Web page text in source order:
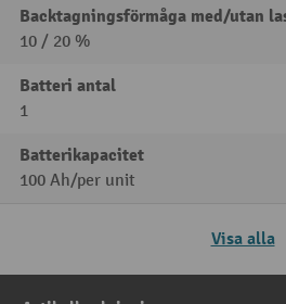
Backtagningsförmåga med/utan
10 / 20 %
Batteri antal
1
Batterikapacitet
100 Ah/per unit
Visa alla